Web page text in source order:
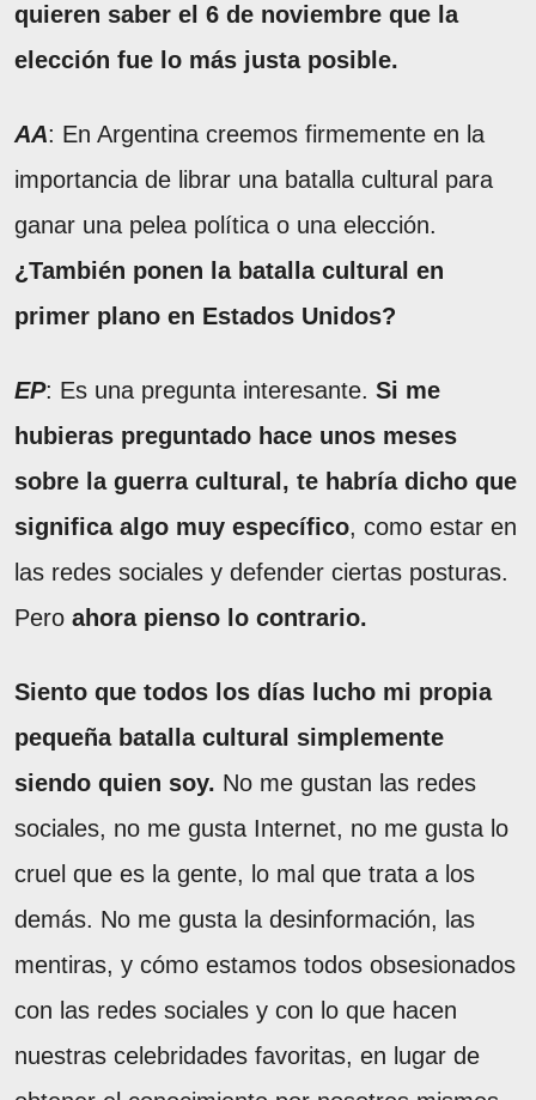
quieren saber el 6 de noviembre que la
elección fue lo más justa posible.
AA: En Argentina creemos firmemente en la
importancia de librar una batalla cultural para
ganar una pelea política o una elección.
¿También ponen la batalla cultural en
primer plano en Estados Unidos?
EP: Es una pregunta interesante. Si me
hubieras preguntado hace unos meses
sobre la guerra cultural, te habría dicho que
significa algo muy específico, como estar en
las redes sociales y defender ciertas posturas.
Pero ahora pienso lo contrario.
Siento que todos los días lucho mi propia
pequeña batalla cultural simplemente
siendo quien soy. No me gustan las redes
sociales, no me gusta Internet, no me gusta lo
cruel que es la gente, lo mal que trata a los
demás. No me gusta la desinformación, las
mentiras, y cómo estamos todos obsesionados
con las redes sociales y con lo que hacen
nuestras celebridades favoritas, en lugar de